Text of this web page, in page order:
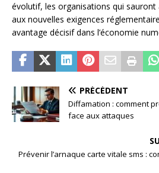
évolutif, les organisations qui sauront
aux nouvelles exigences
avantage décisif dans l’économie
PRÉCÉDENT
Diffamation : comment
face aux attaques
Prévenir l’arnaque carte vitale sms :